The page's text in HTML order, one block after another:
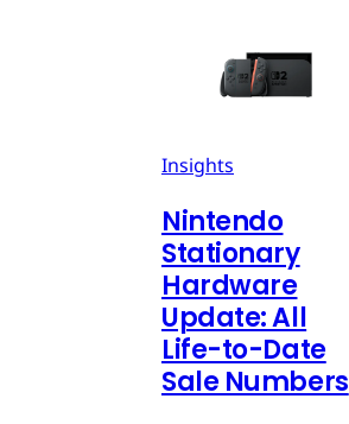
Insights
Nintendo
Stationary
Hardware
Update: All
Life-to-Date
Sale Numbers